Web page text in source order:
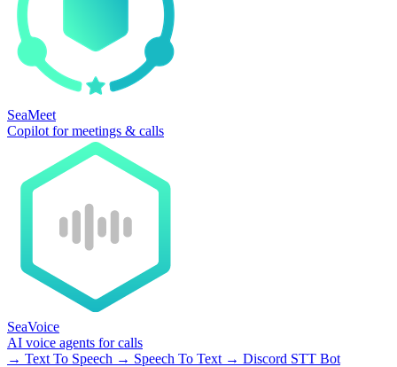
SeaMeet
Copilot for meetings & calls
SeaVoice
AI voice agents for calls
→ Text To Speech → Speech To Text → Discord STT Bot